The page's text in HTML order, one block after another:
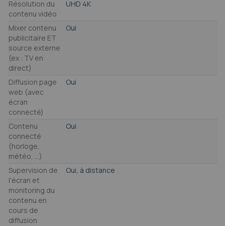
Résolution du
contenu vidéo
UHD 4K
Mixer contenu
publicitaire ET
source externe
(ex : TV en
direct)
Oui
Diffusion page
web (avec
écran
connecté)
Oui
Contenu
connecté
(horloge,
météo, …)
Oui
Supervision de
l'écran et
monitoring du
contenu en
cours de
diffusion
Oui, à distance